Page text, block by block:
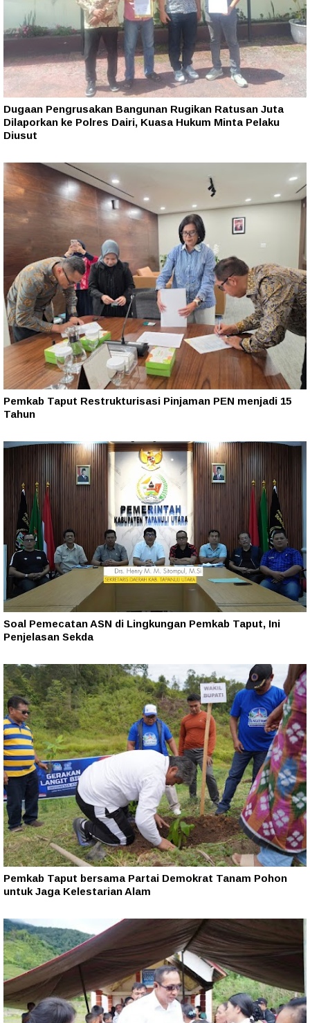
Dugaan Pengrusakan Bangunan Rugikan Ratusan Juta
Dilaporkan ke Polres Dairi, Kuasa Hukum Minta Pelaku
Diusut
Pemkab Taput Restrukturisasi Pinjaman PEN menjadi 15
Tahun‎
Soal Pemecatan ASN di Lingkungan Pemkab Taput, Ini
Penjelasan Sekda
Pemkab Taput bersama Partai Demokrat Tanam Pohon
untuk Jaga Kelestarian Alam